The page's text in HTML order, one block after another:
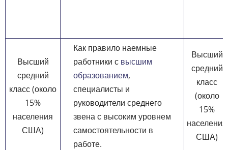
Высший
средний
класс (около
15%
населения
США)
Как правило наемные
работники с высшим
образованием,
специалисты и
руководители среднего
звена с высоким уровнем
самостоятельности в
работе.
Высший
средний
класс
(около
15%
населения
США)